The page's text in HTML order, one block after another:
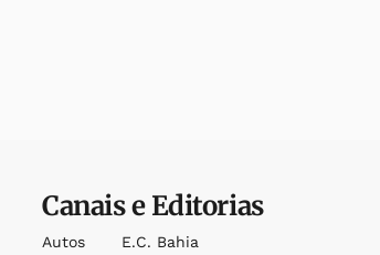
Canais e Editorias
Autos
E.c. Bahia